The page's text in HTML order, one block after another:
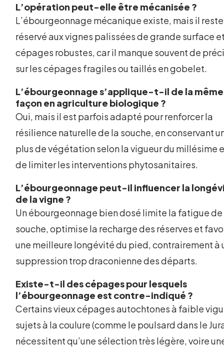
L’opération peut-elle être mécanisée ?
L’ébourgeonnage mécanique existe, mais il reste
réservé aux vignes palissées de grande surface
cépages robustes, car il manque souvent de
sur les cépages fragiles ou taillés en gobelet.
L’ébourgeonnage s’applique-t-il de la même
façon en agriculture biologique ?
Oui, mais il est parfois adapté pour renforcer la
résilience naturelle de la souche, en conservant
plus de végétation selon la vigueur du millésime
de limiter les interventions phytosanitaires.
L’ébourgeonnage peut-il influencer la
de la vigne ?
Un ébourgeonnage bien dosé limite la fatigue
souche, optimise la recharge des réserves et
une meilleure longévité du pied, contrairement à
suppression trop draconienne des départs.
Existe-t-il des cépages pour lesquels
l’ébourgeonnage est contre-indiqué ?
Certains vieux cépages autochtones à faible
sujets à la coulure (comme le poulsard dans le
nécessitent qu’une sélection très légère, voire